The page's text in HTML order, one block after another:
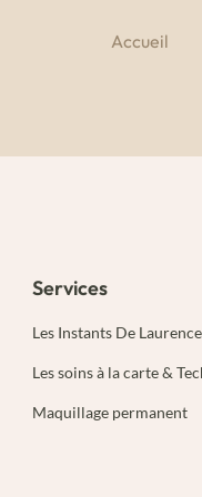
Accueil
Services
Les Instants De Laurence
Les soins à la carte &
Maquillage permanent